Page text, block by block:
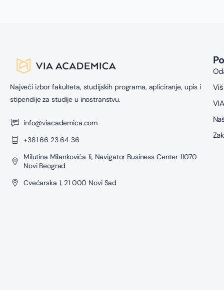
Najveći izbor fakulteta, studijskih programa, apliciranje, upis i
stipendije za studije u inostranstvu.
info@viacademica.com
+381 66 23 64 36
Milutina Milankovića 1i, Navigator Business Center 11070
Novi Beograd
Cvećarska 1, 21 000 Novi Sad